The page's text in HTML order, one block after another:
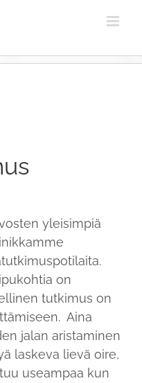
yleisimpiä
on
tutkimus on
Aina
jalan aristaminen
laskeva lievä oire,
useampaa kun